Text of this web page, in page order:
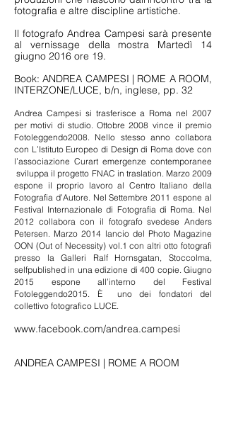
fotografia e altre discipline artistiche.
Il fotografo Andrea Campesi sarà presente
al vernissage della mostra Martedì 14
giugno 2016 ore 19.
Book: ANDREA CAMPESI | ROME A ROOM,
INTERZONE/LUCE, b/n, inglese, pp. 32
Andrea Campesi si trasferisce a Roma nel 2007
per motivi di studio. Ottobre 2008 vince il premio
Fotoleggendo2008. Nello stesso anno collabora
con L’Istituto Europeo di Design di Roma dove con
l’associazione Curart emergenze contemporanee
sviluppa il progetto FNAC in traslation. Marzo 2009
espone il proprio lavoro al Centro Italiano della
Fotografia d’Autore. Nel Settembre 2011 espone al
Festival Internazionale di Fotografia di Roma. Nel
2012 collabora con il fotografo svedese Anders
Petersen. Marzo 2014 lancio del Photo Magazine
OON (Out of Necessity) vol.1 con altri otto fotografi
presso la Galleri Ralf Hornsgatan, Stoccolma,
selfpublished in una edizione di 400 copie. Giugno
2015 espone all’interno del Festival
Fotoleggendo2015. È uno dei fondatori del
collettivo fotografico LUCE.
www.facebook.com/andrea.campesi
ANDREA CAMPESI | ROME A ROOM